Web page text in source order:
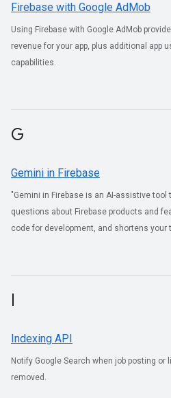
Firebase with Google AdMob
Using Firebase with Google AdMob
revenue for your app, plus additional app
capabilities.
G
Gemini in Firebase
"Gemini in Firebase is an AI-assistive
questions about Firebase products and
code for development, and shortens your
I
Indexing API
Notify Google Search when job posting
removed.